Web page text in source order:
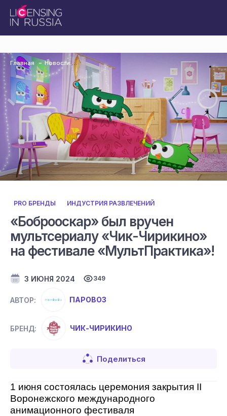
Главная Новости
PRO БРЕНДЫ ИНДУСТРИЯ РАЗВЛЕЧЕНИЙ
«Боброоскар» был вручен
мультсериалу «Чик-Чирикино»
на фестивале «МультПрактика»!
3 ИЮНЯ 2024 349
АВТОР: ПАРОВОЗ
БРЕНД: ЧИК-ЧИРИКИНО
Поделиться
1 июня состоялась церемония закрытия II
Воронежского международного
анимационного фестиваля